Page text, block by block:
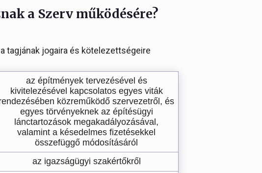
a Szerv működésére?
tagjának jogaira és kötelezettségeire
az építmények tervezésével és
kivitelezésével kapcsolatos egyes viták
közreműködő szervezetről, és
egyes törvényeknek az építésügyi
lánctartozások megakadályozásával,
valamint a késedelmes fizetésekkel
összefüggő módosításáról
az igazságügyi szakértőkről